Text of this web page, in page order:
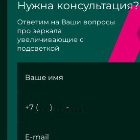
Нужна консультация?
Ответим на Ваши вопросы
про зеркала
увеличивающие с
подсветкой